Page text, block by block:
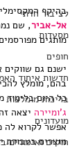
לציבור הדתי
מסעדות
חופים
חדשות איחוד
בריכות מומלצות
מועדונים
חוקים ואיסורים
בהיקף
אל-אביר, שם
מותגים
ישנם גם שווקים
בהם, מומלץ
כל היום בלימוד
ג'ומיירה יצאה
אפשר לקרוא לה
מוצרים בעבודת